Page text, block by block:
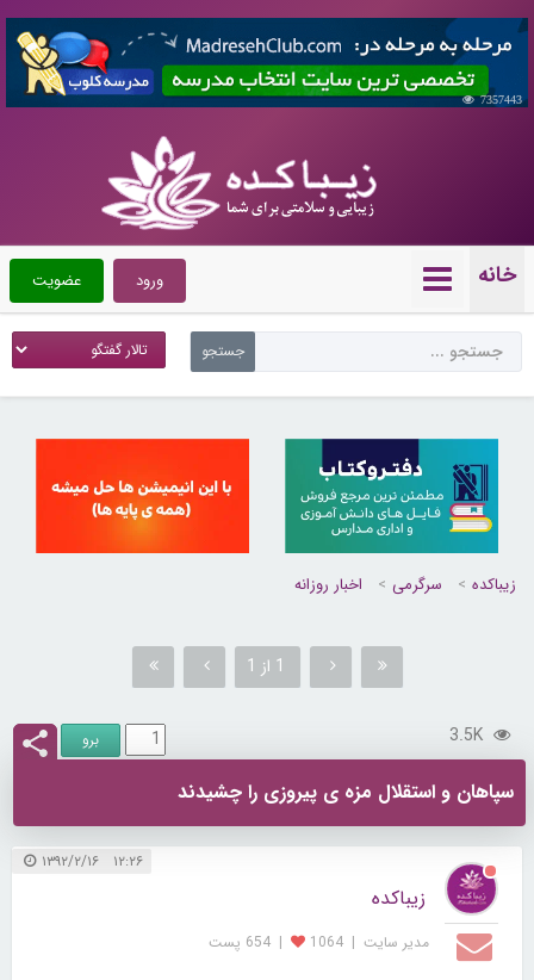
7357443
خانه عضویت ورود
زیباکده سرگرمی اخبار روزانه
1 از 1
3.5K
سپاهان و استقلال مزه ی پیروزی را چشیدند
۱۲:۲۶ ۱۳۹۲/۲/۱۶
زیباکده
مدیر سایت |
1064
| 654 پست